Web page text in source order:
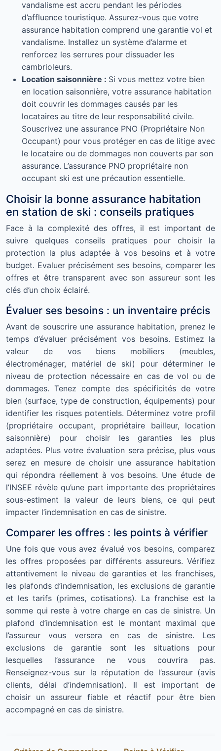
vandalisme est accru pendant les périodes
d’affluence touristique. Assurez-vous que votre
assurance habitation comprend une garantie vol et
vandalisme. Installez un système d’alarme et
renforcez les serrures pour dissuader les
cambrioleurs.
Location saisonnière : Si vous mettez votre bien
en location saisonnière, votre assurance habitation
doit couvrir les dommages causés par les
locataires au titre de leur responsabilité civile.
Souscrivez une assurance PNO (Propriétaire Non
Occupant) pour vous protéger en cas de litige avec
le locataire ou de dommages non couverts par son
assurance. L’assurance PNO propriétaire non
occupant ski est une précaution essentielle.
Choisir la bonne assurance habitation
en station de ski : conseils pratiques
Face à la complexité des offres, il est important de
suivre quelques conseils pratiques pour choisir la
protection la plus adaptée à vos besoins et à votre
budget. Evaluer précisément ses besoins, comparer les
offres et être transparent avec son assureur sont les
clés d’un choix éclairé.
Évaluer ses besoins : un inventaire précis
Avant de souscrire une assurance habitation, prenez le
temps d’évaluer précisément vos besoins. Estimez la
valeur de vos biens mobiliers (meubles,
électroménager, matériel de ski) pour déterminer le
niveau de protection nécessaire en cas de vol ou de
dommages. Tenez compte des spécificités de votre
bien (surface, type de construction, équipements) pour
identifier les risques potentiels. Déterminez votre profil
(propriétaire occupant, propriétaire bailleur, location
saisonnière) pour choisir les garanties les plus
adaptées. Plus votre évaluation sera précise, plus vous
serez en mesure de choisir une assurance habitation
qui répondra réellement à vos besoins. Une étude de
l’INSEE révèle qu’une part importante des propriétaires
sous-estiment la valeur de leurs biens, ce qui peut
impacter l’indemnisation en cas de sinistre.
Comparer les offres : les points à vérifier
Une fois que vous avez évalué vos besoins, comparez
les offres proposées par différents assureurs. Vérifiez
attentivement le niveau de garanties et les franchises,
les plafonds d’indemnisation, les exclusions de garantie
et les tarifs (primes, cotisations). La franchise est la
somme qui reste à votre charge en cas de sinistre. Un
plafond d’indemnisation est le montant maximal que
l’assureur vous versera en cas de sinistre. Les
exclusions de garantie sont les situations pour
lesquelles l’assurance ne vous couvrira pas.
Renseignez-vous sur la réputation de l’assureur (avis
clients, délai d’indemnisation). Il est important de
choisir un assureur fiable et réactif pour être bien
accompagné en cas de sinistre.